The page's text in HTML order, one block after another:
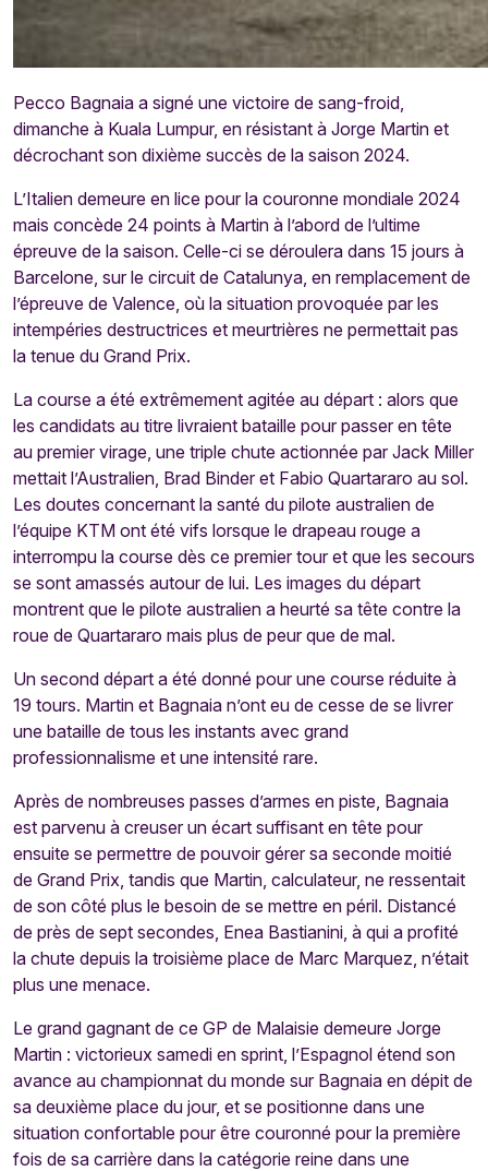
Pecco Bagnaia a signé une victoire de sang-froid,
dimanche à Kuala Lumpur, en résistant à Jorge Martin et
décrochant son dixième succès de la saison 2024.
L’Italien demeure en lice pour la couronne mondiale 2024
mais concède 24 points à Martin à l’abord de l’ultime
épreuve de la saison. Celle-ci se déroulera dans 15 jours à
Barcelone, sur le circuit de Catalunya, en remplacement de
l’épreuve de Valence, où la situation provoquée par les
intempéries destructrices et meurtrières ne permettait pas
la tenue du Grand Prix.
La course a été extrêmement agitée au départ : alors que
les candidats au titre livraient bataille pour passer en tête
au premier virage, une triple chute actionnée par Jack Miller
mettait l’Australien, Brad Binder et Fabio Quartararo au sol.
Les doutes concernant la santé du pilote australien de
l’équipe KTM ont été vifs lorsque le drapeau rouge a
interrompu la course dès ce premier tour et que les secours
se sont amassés autour de lui. Les images du départ
montrent que le pilote australien a heurté sa tête contre la
roue de Quartararo mais plus de peur que de mal.
Un second départ a été donné pour une course réduite à
19 tours. Martin et Bagnaia n’ont eu de cesse de se livrer
une bataille de tous les instants avec grand
professionnalisme et une intensité rare.
Après de nombreuses passes d’armes en piste, Bagnaia
est parvenu à creuser un écart suffisant en tête pour
ensuite se permettre de pouvoir gérer sa seconde moitié
de Grand Prix, tandis que Martin, calculateur, ne ressentait
de son côté plus le besoin de se mettre en péril. Distancé
de près de sept secondes, Enea Bastianini, à qui a profité
la chute depuis la troisième place de Marc Marquez, n’était
plus une menace.
Le grand gagnant de ce GP de Malaisie demeure Jorge
Martin : victorieux samedi en sprint, l’Espagnol étend son
avance au championnat du monde sur Bagnaia en dépit de
sa deuxième place du jour, et se positionne dans une
situation confortable pour être couronné pour la première
fois de sa carrière dans la catégorie reine dans une